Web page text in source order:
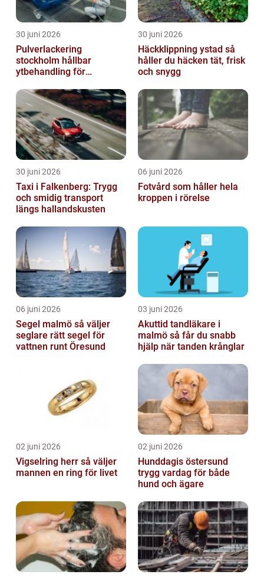
30 juni 2026
Pulverlackering
stockholm hållbar
ytbehandling för
30 juni 2026
Häckklippning ystad så
håller du häcken tät, frisk
och snygg
30 juni 2026
Taxi i Falkenberg: Trygg
och smidig transport
längs hallandskusten
06 juni 2026
Fotvård som håller hela
kroppen i rörelse
06 juni 2026
Segel malmö så väljer
seglare rätt segel för
vattnen runt Öresund
03 juni 2026
Akuttid tandläkare i
malmö så får du snabb
hjälp när tanden krånglar
02 juni 2026
Vigselring herr så väljer
mannen en ring för livet
02 juni 2026
Hunddagis östersund
trygg vardag för både
hund och ägare